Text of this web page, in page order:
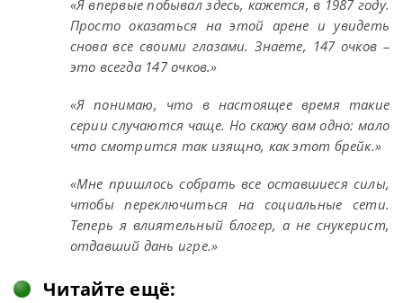
«Я впервые побывал здесь, кажется, в 1987 году.
Просто оказаться на этой арене и увидеть
снова все своими глазами. Знаете, 147 очков –
это всегда 147 очков.»
«Я понимаю, что в настоящее время такие
серии случаются чаще. Но скажу вам одно: мало
что смотрится так изящно, как этот брейк.»
«Мне пришлось собрать все оставшиеся силы,
чтобы переключиться на социальные сети.
Теперь я влиятельный блогер, а не снукерист,
отдавший дань игре.»
Читайте ещё: